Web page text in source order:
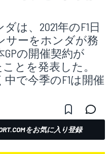
は、2021年のF1日
サーをホンダが務
の開催契約が
とを発表した。
で今季のF1は開催
をお気に入り登録